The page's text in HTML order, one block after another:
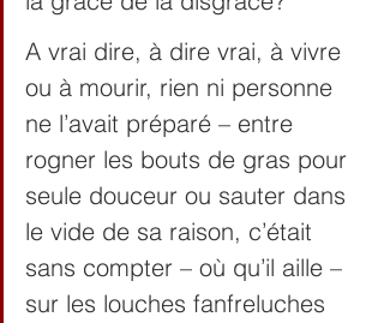
A vrai dire, à dire vrai, à vivre
ou à mourir, rien ni personne
ne l’avait préparé – entre
rogner les bouts de gras pour
seule douceur ou sauter dans
le vide de sa raison, c’était
sans compter – où qu’il aille –
sur les louches fanfreluches